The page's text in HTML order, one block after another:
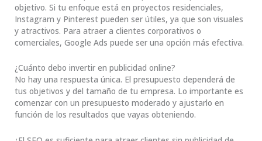
objetivo. Si tu enfoque está en proyectos residenciales,
Instagram y Pinterest pueden ser útiles, ya que son visuales
y atractivos. Para atraer a clientes corporativos o
comerciales, Google Ads puede ser una opción más efectiva.
¿Cuánto debo invertir en publicidad online?
No hay una respuesta única. El presupuesto dependerá de
tus objetivos y del tamaño de tu empresa. Lo importante es
comenzar con un presupuesto moderado y ajustarlo en
función de los resultados que vayas obteniendo.